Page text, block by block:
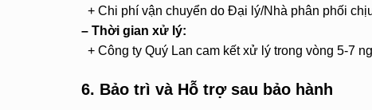
+ Chi phí vận chuyển do Đại lý/Nhà phân phối
– Thời gian xử lý:
+ Công ty Quý Lan cam kết xử lý trong vòng 5-7
6. Bảo trì và Hỗ trợ sau bảo hành